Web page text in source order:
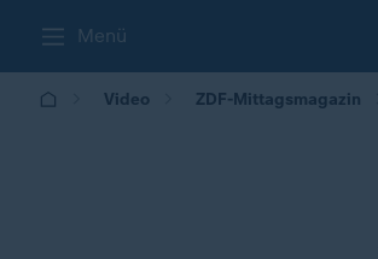
Menü
Video ZDF-Mittagsmagazin